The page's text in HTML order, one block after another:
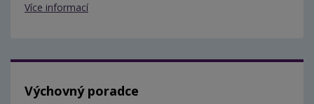
Více informací
Výchovný poradce